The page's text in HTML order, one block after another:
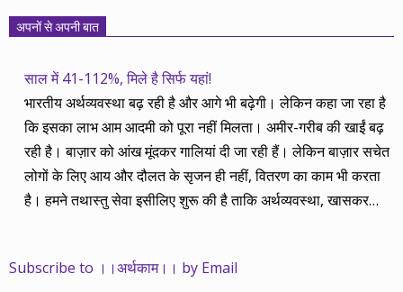
अपनों से अपनी बात
साल में 41-112%, मिले है सिर्फ यहां!
भारतीय अर्थव्यवस्था बढ़ रही है और आगे भी बढ़ेगी। लेकिन कहा जा रहा है
कि इसका लाभ आम आदमी को पूरा नहीं मिलता। अमीर-गरीब की खाईं बढ़
रही है। बाज़ार को आंख मूंदकर गालियां दी जा रही हैं। लेकिन बाज़ार सचेत
लोगों के लिए आय और दौलत के सृजन ही नहीं, वितरण का काम भी करता
है। हमने तथास्तु सेवा इसीलिए शुरू की है ताकि अर्थव्यवस्था, खासकर
महंगाई की दर 10 प्रतिशत से ऊपर रहती है। वे भागकर जाते हैं सोने और
Subscribe to ।।अर्थकाम।। by Email